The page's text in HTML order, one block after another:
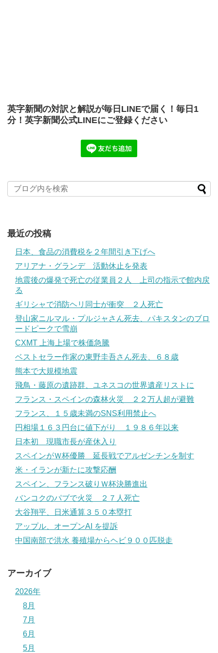
英字新聞の対訳と解説が毎日LINEで届く！毎日1
分！英字新聞公式LINEにご登録ください
最近の投稿
日本、食品の消費税を２年間引き下げへ
アリアナ・グランデ 活動休止を発表
地震後の爆発で死亡の従業員２人 上司の指示で館内戻
る
ギリシャで消防ヘリ同士が衝突 ２人死亡
登山家ニルマル・プルジャさん死去、パキスタンのブロ
ードピークで雪崩
CXMT 上海上場で株価急騰
ベストセラー作家の東野圭吾さん死去、６８歳
熊本で大規模地震
飛鳥・藤原の遺跡群、ユネスコの世界遺産リストに
フランス・スペインの森林火災 ２２万人超が避難
フランス、１５歳未満のSNS利用禁止へ
円相場１６３円台に値下がり １９８６年以来
日本初 現職市長が産休入り
スペインがＷ杯優勝 延長戦でアルゼンチンを制す
米・イランが新たに攻撃応酬
スペイン、フランス破りＷ杯決勝進出
バンコクのパブで火災 ２７人死亡
大谷翔平、日米通算３５０本塁打
アップル、オープンAI を提訴
中国南部で洪水 養殖場からヘビ９００匹脱走
アーカイブ
2026年
8月
7月
6月
5月